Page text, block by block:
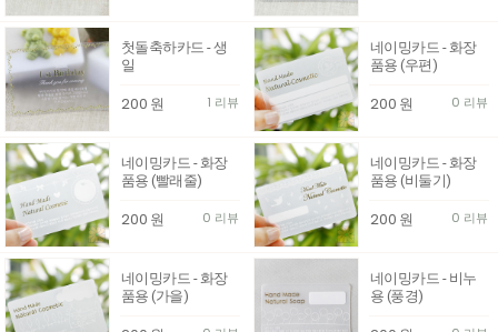
첫돌축하카드 - 생
일
200 원 1 리뷰
네이밍카드 - 화장
품용 (우편)
200 원 0 리뷰
네이밍카드 - 화장
품용 (빨래줄)
200 원 0 리뷰
네이밍카드 - 화장
품용 (비둘기)
200 원 0 리뷰
네이밍카드 - 화장
품용 (가을)
네이밍카드 - 비누
용 (풍경)